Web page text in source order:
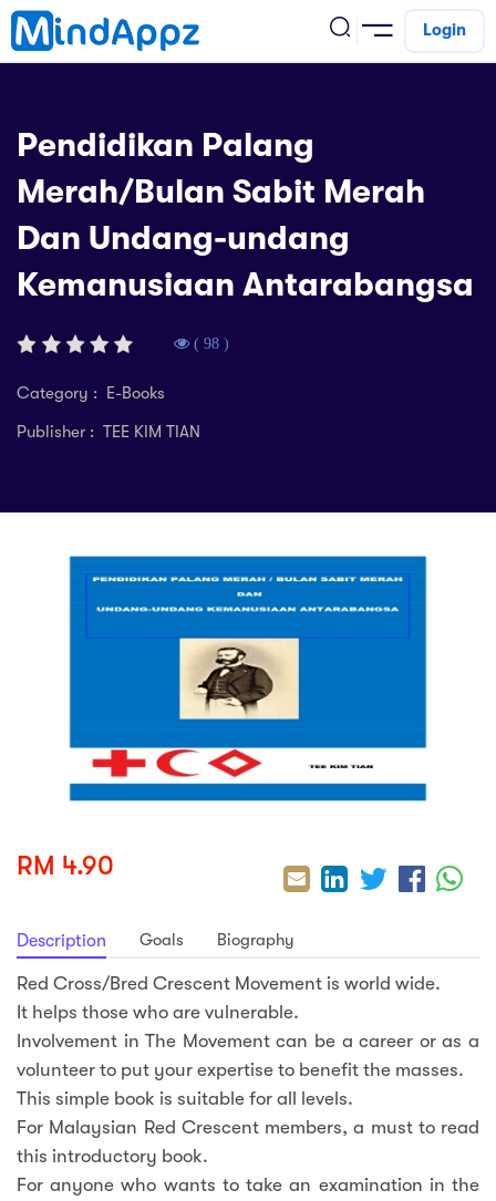
(SPM)
(PT3)
Arrival
Store
Development
& Fitness
Training
& Spirituality
Login
Pendidikan Palang
Merah/Bulan Sabit Merah
Dan Undang-undang
Kemanusiaan Antarabangsa
( 98 )
Category : E-Books
Publisher : TEE KIM TIAN
RM 4.90
Description Goals Biography
Red Cross/Bred Crescent Movement is world wide.
It helps those who are vulnerable.
Involvement in The Movement can be a career or as a
volunteer to put your expertise to benefit the masses.
This simple book is suitable for all levels.
For Malaysian Red Crescent members, a must to read
this introductory book.
For anyone who wants to take an examination in the